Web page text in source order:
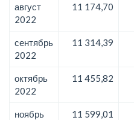
август
2022
11 174,70
сентябрь
2022
11 314,39
октябрь
2022
11 455,82
ноябрь
11 599,01